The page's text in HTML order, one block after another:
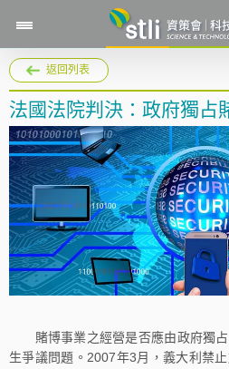
返回列表
法國法院判決：政府獨
賭博事業之經營是否應由政府獨占
生爭議問題。2007年3月，義大利禁